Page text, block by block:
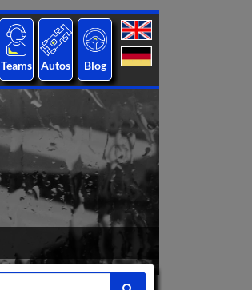
Teams Autos Blog